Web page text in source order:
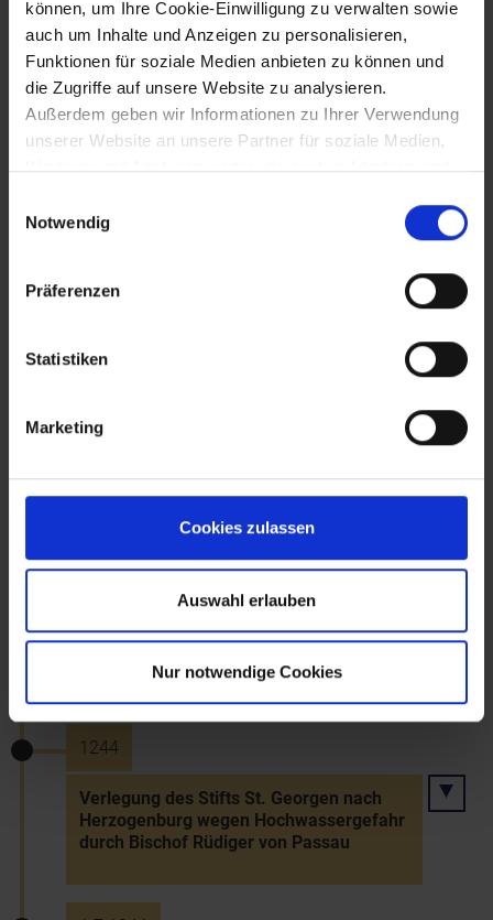
können, um Ihre Cookie-Einwilligung zu verwalten sowie
auch um Inhalte und Anzeigen zu personalisieren,
Funktionen für soziale Medien anbieten zu können und
die Zugriffe auf unsere Website zu analysieren.
Außerdem geben wir Informationen zu Ihrer Verwendung
unserer Website an unsere Partner für soziale Medien,
Werbung und Analysen weiter, die auch in Ländern sind,
gegeben ist, und in denen Sie Ihre Rechte uU nicht
effektiv durchsetzen können. Unsere Partner führen
diese Informationen möglicherweise mit weiteren Daten
zusammen, die Sie ihnen bereitgestellt haben oder die
haben.
Notwendig
Präferenzen
Statistiken
Marketing
Cookies zulassen
Auswahl erlauben
Nur notwendige Cookies
1242
Nennung von Drosendorf-Altstadt
("antiqua civitas") in einer Urkunde
Herzog Friedrichs II.
April 1242
Großkhans Ügedei über Ungarn und
Nennung Ottos von Ottenstein als
Schallaburg
~Juli 1242
durch Herzog Friedrich II. zur
Mongolenabwehr
1244
Verlegung des Stifts St. Georgen nach
Herzogenburg wegen Hochwassergefahr
durch Bischof Rüdiger von Passau